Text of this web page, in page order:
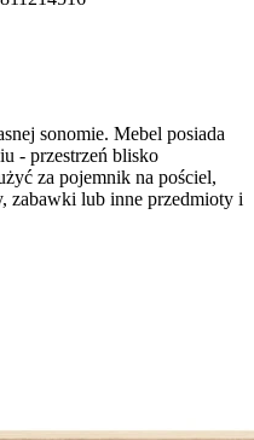
sonomie. Mebel posiada
- przestrzeń blisko
za pojemnik na pościel,
zabawki lub inne przedmioty i